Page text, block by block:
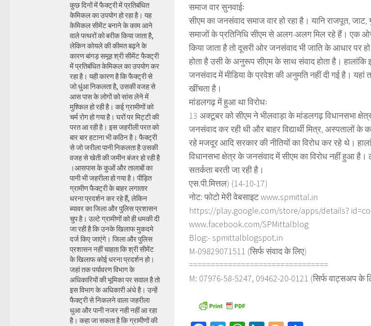
समाज वार सुनवाईः
सीएम का जनसंवाद समाज वार हो रहा है। यानि राजपूत, जाट,
समाजों के प्रतिनिधि सीएम से अलग-अलग मिल रहे हैं। एक
किया जाता है तो दूसरी ओर जनसंवाद भी जाति के आधार पर
होता है उसी के अनुरूप सीएम के साथ संवाद होता है।
जनसंवाद में मीडिया के प्रवेश की अनुमति नहीं दी गई है। यहां
खींचता है।
मांडलगढ़ में हुआ था विरोधः
13 अक्टूबर को सीएम ने भीलवाड़ा के मांडलगढ़ विधानसभा
जनसंवाद कर रही थी और बाहर विद्यार्थी मित्र, अस्पतालों
रहे मजदूर आदि सरकार की नीतियों का विरोध कर रहे थे।
विधानसभा क्षेत्र के जनसंवाद में सीएम का विरोध नहीं हुआ
सतर्कता बरती जा रही है।
एस.पी.मित्तल) (14-10-17)
नोट: फोटो मेरी वेबसाइट www.spmittal.in
https://play.google.com/store/apps/details?
www.facebook.com/SPMittalblog
Blog:- spmittalblogspot.in
M-09829071511 (सिर्फ संवाद के लिए)
================================
M: 07976-58-5247, 09462-20-0121 (सिर्फ वाट्सअप के
कुछ दिनों में फैक्ट्री में प्रतिबंधित
केमिकल का उपयोग हो रहा है। यह
केमिकल सीमेंट बनाने के काम आने
वाले पत्थरों को बरीक किया जाता है,
लेकिन कोयले की कीमत बढ़ने के
कारण बांगड़ समूह श्री सीमेंट फैक्ट्री
में प्रतिबंधित केमिकल का उपयोग कर
रहा है। यही कारण है कि फैक्ट्री से
जो धुंआ निकलता है, उसकी वजह से
आस पास के लोगों को सांस लेने में
मुश्किल हो रही है। कई ग्रामीणों को
चर्म रोग हो गया है। घरों पर मिट्टी की
परत आ रही है। इस जहरीली परत को
बार बार हटाना भी कठिन है। फैक्ट्री
से जो जरीला पानी निकलता है उसकी
वजह से खेती की जमीन बंजर हो रही है
।आसपास के कुओं और तालाबों का
पानी भी जहरीला हो गया है। पीड़ित
ग्रामीण फैक्ट्री के बाहर लगातार
धरना प्रदर्शन कर रहे हैं, लेकिन
ब्यावर का जिला और पुलिस प्रशासन
चुप है। उल्टे ग्रामीणों को ही धमकी दी
जा रही है कि उनके खिलाफ मुकदमे
दर्ज किए जाएंगे। जिला और पुलिस
प्रशासन नहीं चाहता कि श्री सीमेंट
के खिलाफ कोई धरना प्रदर्शन हो।
जहां तक पर्यावरण विभाग के
अधिकारियों की भूमिका पर सवाल है तो
इस विभाग के अधिकारी अंधे है। उन्हें
फैक्ट्री से निकलने वाला जहरीला
धुआ और पानी नजर नही नहीं आ रहा
है। कहा जा सकता है कि ग्रामीणों की